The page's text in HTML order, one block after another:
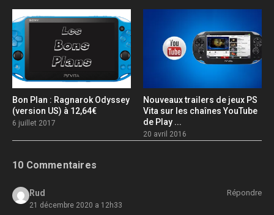
Bon Plan : Ragnarok Odyssey
(version US) à 12,64€
6 juillet 2017
Nouveaux trailers de jeux PS
Vita sur les chaînes YouTube
de Play ...
20 avril 2016
10 Commentaires
Rud
21 décembre 2020 a 12h33
Répondre